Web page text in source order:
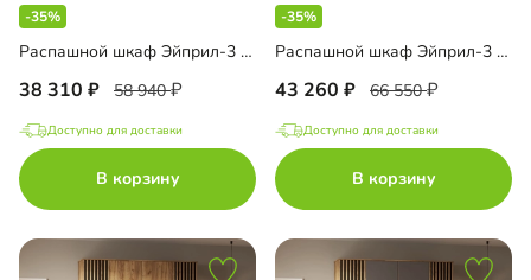
-35%
Распашной шкаф Эйприл-3 Блэк
38 310 58 940
Доступно для доставки
В корзину
-35%
Распашной шкаф Эйприл-3 Блэк с зеркалом
43 260 66 550
Доступно для доставки
В корзину